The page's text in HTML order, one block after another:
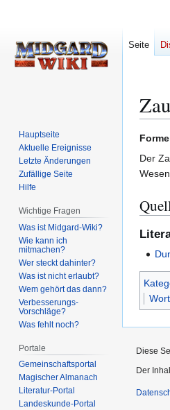
Zur
Zur
Suche
Der
Seite
Hauptseite
Aktuelle Ereignisse
Letzte Änderungen
Zufällige Seite
Hilfe
Wichtige Fragen
Was ist Midgard-Wiki?
Wie kann ich
mitmachen?
Wer steckt dahinter?
Was ist nicht erlaubt?
Wem gehört das dann?
Verbesserungs-
Vorschläge?
Was fehlt noch?
Portale
Gemeinschafts­portal
Magischer Almanach
Literatur-Portal
Landeskunde-Portal
Diese
Der